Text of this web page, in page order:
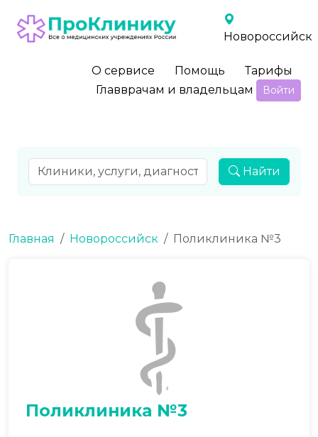
Новороссийск
О сервисе Помощь
Тарифы
Главврачам и владельцам
Войти
Найти
Главная Новороссийск Поликлиника №3
Поликлиника №3